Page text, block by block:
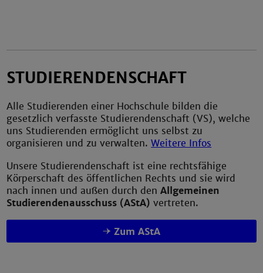
STUDIERENDENSCHAFT
Alle Studierenden einer Hochschule bilden die
gesetzlich verfasste Studierendenschaft (VS), welche
uns Studierenden ermöglicht uns selbst zu
organisieren und zu verwalten.Weitere Infos
Unsere Studierendenschaft ist eine rechtsfähige
Körperschaft des öffentlichen Rechts und sie wird
nach innen und außen durch denAllgemeinen
Studierendenausschuss (AStA) vertreten.
Zum AStA